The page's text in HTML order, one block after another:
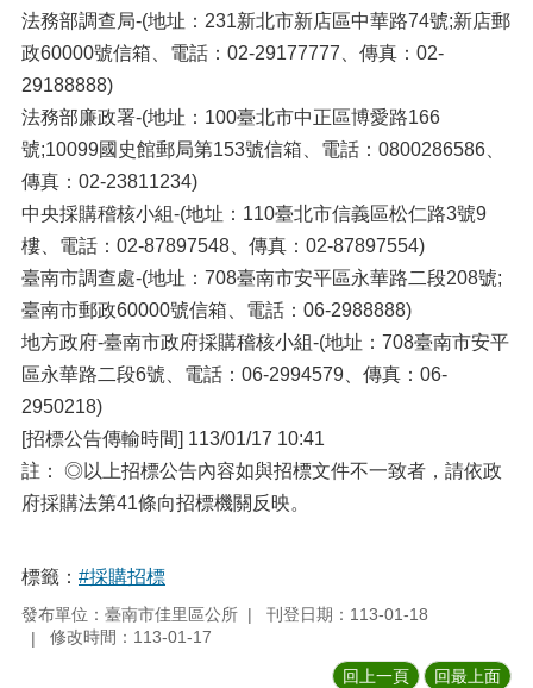
法務部調查局-(地址：231新北市新店區中華路74號;新店郵
政60000號信箱、電話：02-29177777、傳真：02-
29188888)
法務部廉政署-(地址：100臺北市中正區博愛路166
號;10099國史館郵局第153號信箱、電話：0800286586、
傳真：02-23811234)
中央採購稽核小組-(地址：110臺北市信義區松仁路3號9
樓、電話：02-87897548、傳真：02-87897554)
臺南市調查處-(地址：708臺南市安平區永華路二段208號;
臺南市郵政60000號信箱、電話：06-2988888)
地方政府-臺南市政府採購稽核小組-(地址：708臺南市安平
區永華路二段6號、電話：06-2994579、傳真：06-
2950218)
[招標公告傳輸時間] 113/01/17 10:41
註： ◎以上招標公告內容如與招標文件不一致者，請依政
府採購法第41條向招標機關反映。
標籤： #採購招標
發布單位：臺南市佳里區公所
刊登日期：113-01-18
修改時間：113-01-17
回上一頁 回最上面